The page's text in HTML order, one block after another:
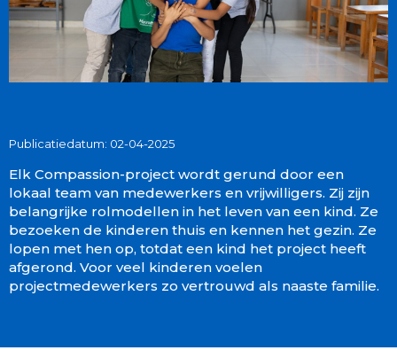
Publicatiedatum: 02-04-2025
Elk Compassion-project wordt gerund door een
lokaal team van medewerkers en vrijwilligers. Zij zijn
belangrijke rolmodellen in het leven van een kind. Ze
bezoeken de kinderen thuis en kennen het gezin. Ze
lopen met hen op, totdat een kind het project heeft
afgerond. Voor veel kinderen voelen
projectmedewerkers zo vertrouwd als naaste familie.